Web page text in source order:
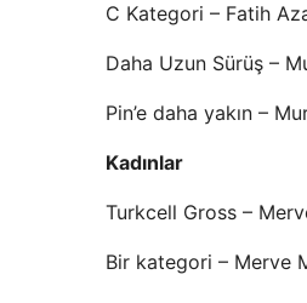
C Kategori – Fatih
Daha Uzun Sürüş –
Pin’e daha yakın –
Kadınlar
Turkcell Gross –
Bir kategori – Merve